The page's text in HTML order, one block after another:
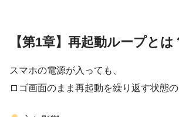
【第1章】再起動ループとは
スマホの電源が入っても、
ロゴ画面のまま再起動を繰り返す状態の